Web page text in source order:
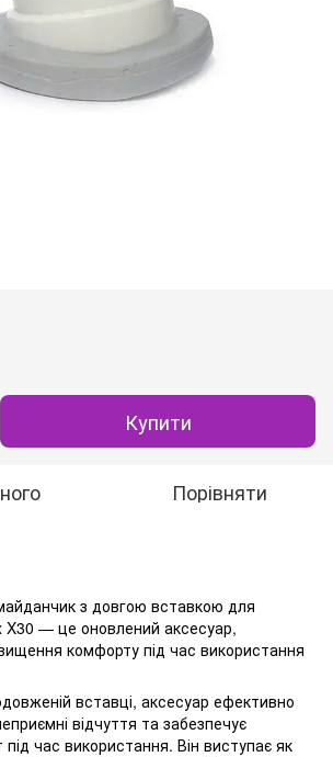
Купити
Порівняти
з довгою вставкою для
X30 — це оновлений аксесуар,
комфорту під час використання
вставці, аксесуар ефективно
відчуття та забезпечує
час використання. Він виступає як